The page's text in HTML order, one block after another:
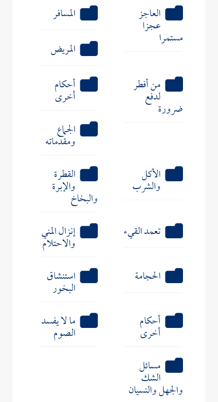
العاجز
عجزا
مستمرا
المسافر
المريض
من أفطر
لدفع
ضرورة
أحكام
أخرى
الجماع
ومقدماته
الأكل
والشرب
القطرة
والإبرة
والبخاخ
تعمد القيء
إنزال المني
والاحتلام
الحجامة
استنشاق
البخور
أحكام
أخرى
ما لا يفسد
الصوم
مسائل
الشك
والجهل والنسيان